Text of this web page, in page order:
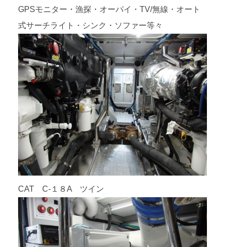
GPSモニター・漁探・オーパイ・TV/無線・オート
式サーチライト・シンク・ソファー等々
CAT C-１８A ツイン